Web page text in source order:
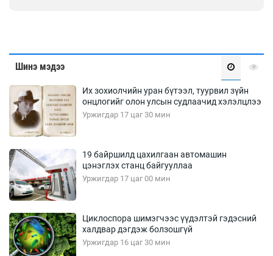
Шинэ мэдээ
Их зохиолчийн уран бүтээл, туурвил зүйн
онцлогийг олон улсын судлаачид хэлэлцлээ
Уржигдар 17 цаг 30 мин
19 байршилд цахилгаан автомашин
цэнэглэх станц байгууллаа
Уржигдар 17 цаг 00 мин
Циклоспора шимэгчээс үүдэлтэй гэдэсний
халдвар дэгдэж болзошгүй
Уржигдар 16 цаг 30 мин